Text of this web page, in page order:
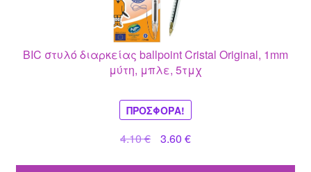
BIC στυλό διαρκείας ballpoint Cristal Original, 1mm
μύτη, μπλε, 5τμχ
ΠΡΟΣΦΟΡΆ!
4.10€
Original
3.60 €Η